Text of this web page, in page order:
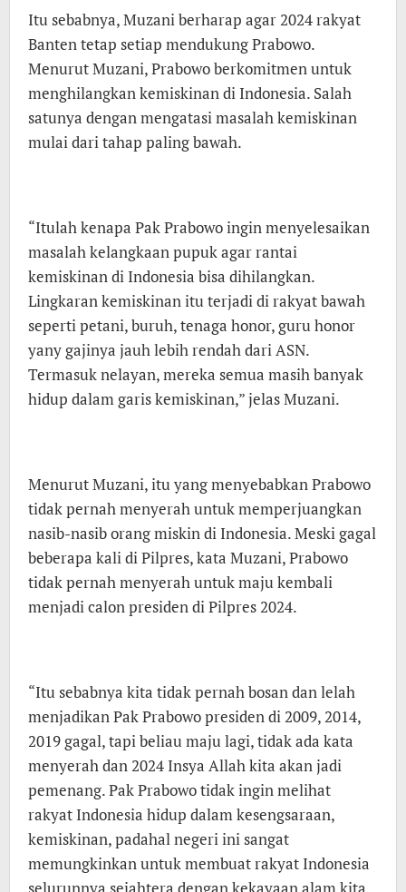
Itu sebabnya, Muzani berharap agar 2024 rakyat
Banten tetap setiap mendukung Prabowo.
Menurut Muzani, Prabowo berkomitmen untuk
menghilangkan kemiskinan di Indonesia. Salah
satunya dengan mengatasi masalah kemiskinan
mulai dari tahap paling bawah.
“Itulah kenapa Pak Prabowo ingin menyelesaikan
masalah kelangkaan pupuk agar rantai
kemiskinan di Indonesia bisa dihilangkan.
Lingkaran kemiskinan itu terjadi di rakyat bawah
seperti petani, buruh, tenaga honor, guru honor
yany gajinya jauh lebih rendah dari ASN.
Termasuk nelayan, mereka semua masih banyak
hidup dalam garis kemiskinan,” jelas Muzani.
Menurut Muzani, itu yang menyebabkan Prabowo
tidak pernah menyerah untuk memperjuangkan
nasib-nasib orang miskin di Indonesia. Meski gagal
beberapa kali di Pilpres, kata Muzani, Prabowo
tidak pernah menyerah untuk maju kembali
menjadi calon presiden di Pilpres 2024.
“Itu sebabnya kita tidak pernah bosan dan lelah
menjadikan Pak Prabowo presiden di 2009, 2014,
2019 gagal, tapi beliau maju lagi, tidak ada kata
menyerah dan 2024 Insya Allah kita akan jadi
pemenang. Pak Prabowo tidak ingin melihat
rakyat Indonesia hidup dalam kesengsaraan,
kemiskinan, padahal negeri ini sangat
memungkinkan untuk membuat rakyat Indonesia